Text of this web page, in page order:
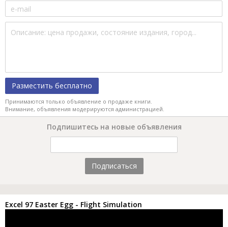
Разместить бесплатно
Принимаются только объявление о продаже книги.
Внимание, объявления модерируются администрацией.
Подпишитесь на новые объявления
Подписаться
Excel 97 Easter Egg - Flight Simulation